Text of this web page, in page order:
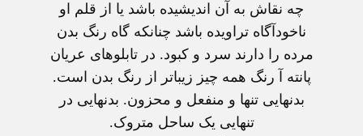
چه نقاش به آن انديشيده باشد يا از قلم او
ناخودآگاه تراويده باشد چنانکه گاه رنگ بدن
مرده را دارند سرد و کبود. در تابلوهای عريان
پانته آ رنگ همه چيز زيباتر از رنگ بدن است.
بدنهايی تنها و منفعل و محزون. بدنهايی در
تنهايی يک ساحل متروک.